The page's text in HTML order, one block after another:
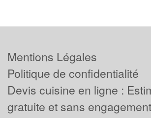
Mentions Légales
Politique de confidentialité
Devis cuisine en ligne :
gratuite et sans engagement